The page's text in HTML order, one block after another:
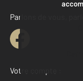
Parlons de vous,
Votre compte :